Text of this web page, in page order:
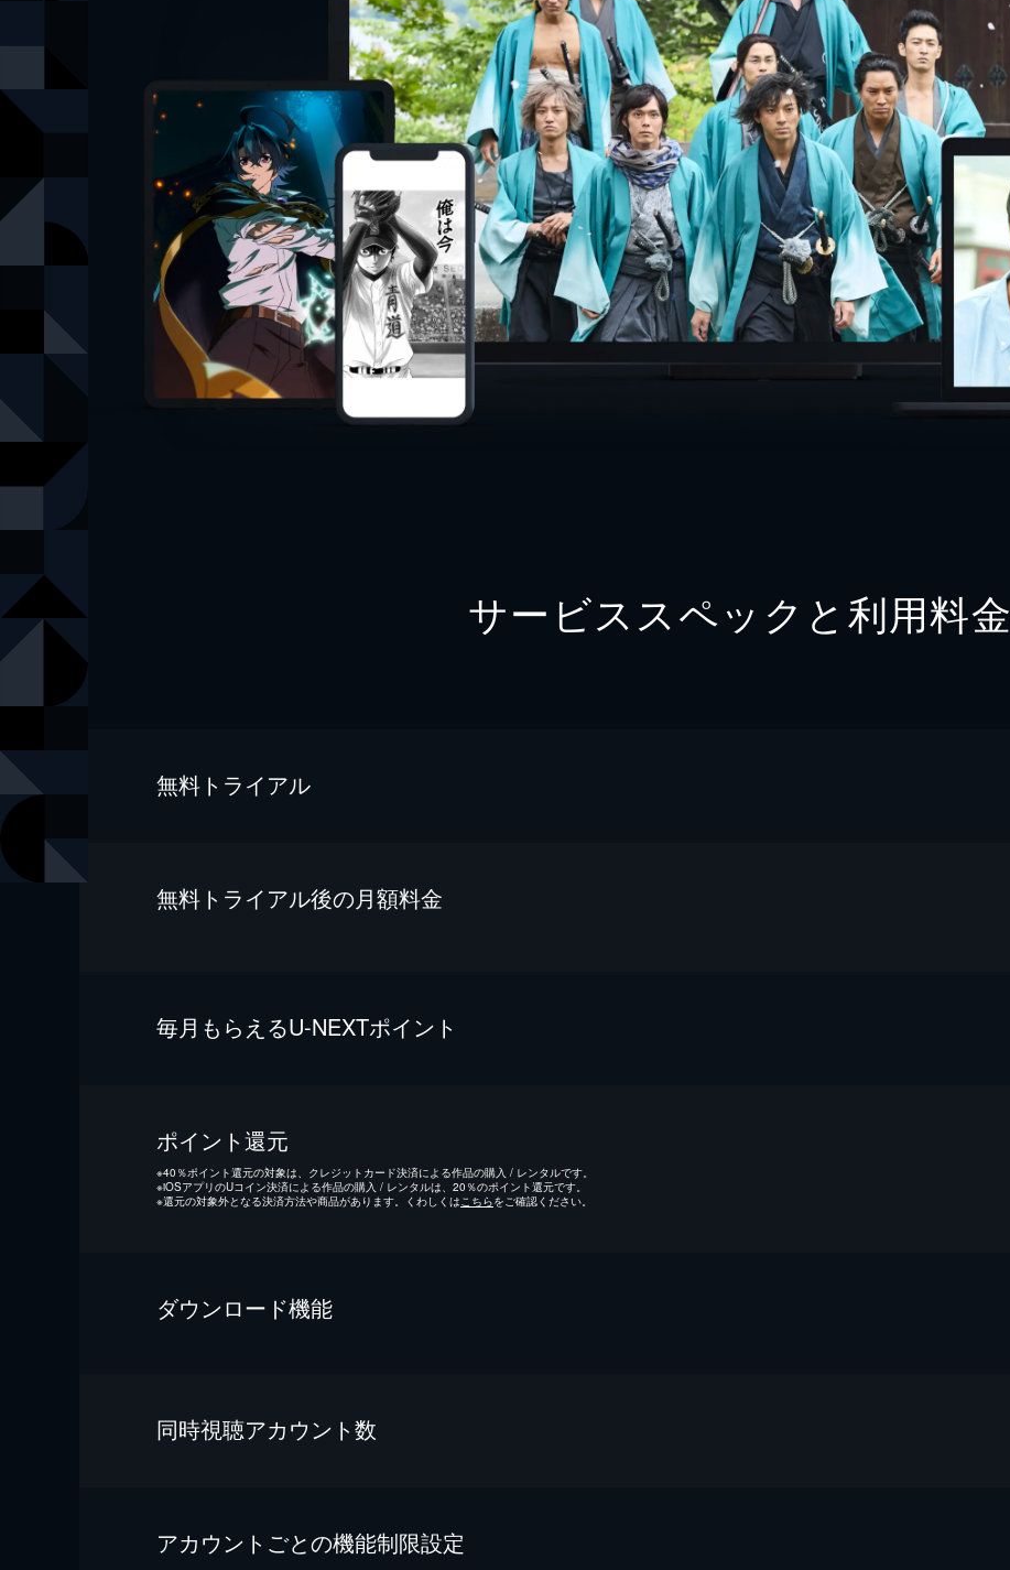
サービススペックと利用料金
無料トライアル
無料トライアル後の⽉額料金
毎⽉もらえるU-NEXTポイント
ポイント還元
※40％ポイント還元の対象は、クレジットカード決済による作品の購入 / レンタルです。
※iOSアプリのUコイン決済による作品の購入 / レンタルは、20％のポイント還元です。
※還元の対象外となる決済方法や商品があります。くわしくはこちらをご確認ください。
ダウンロード機能
同時視聴アカウント数
アカウントごとの機能制限設定